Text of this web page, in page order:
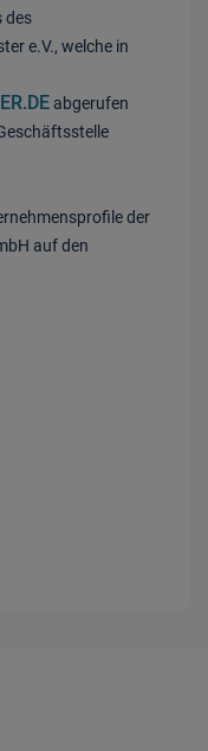
des
e.V., welche in
abgerufen
der
auf den